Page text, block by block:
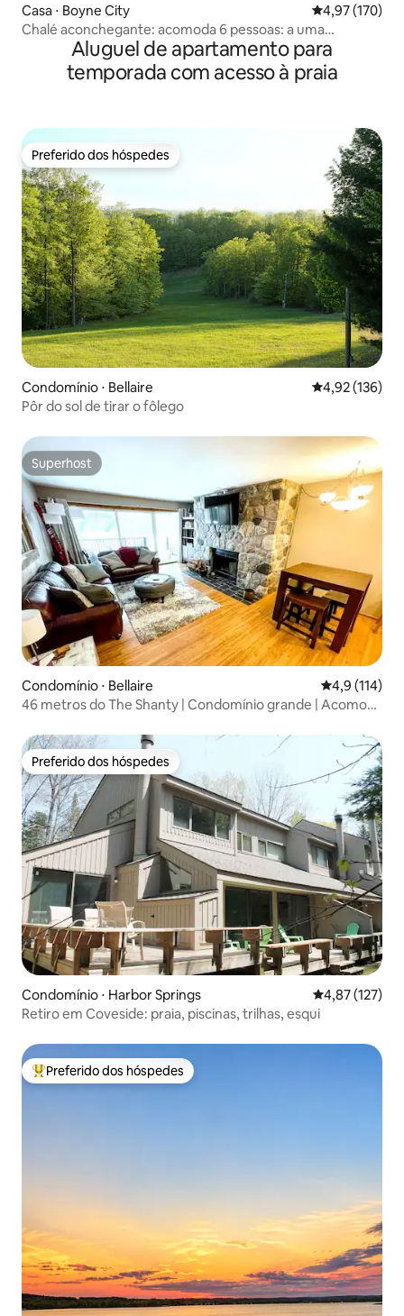
Casa ⋅ Boyne City 4,97 de uma
4,97 (170)
Chalé aconchegante: acomoda 6 pessoas: a uma
caminhada da cidade, pátio, ar-condicionado
Aluguel de apartamento para
temporada com acesso à praia
Preferido dos hóspedes
Preferido dos hóspedes
Condomínio ⋅ Bellaire 4,92 de uma
4,92 (136)
Pôr do sol de tirar o fôlego
Superhost
Superhost
Condomínio ⋅ Bellaire 4,9 de uma
4,9 (114)
46 metros do The Shanty | Condomínio grande | Acomoda
Preferido dos hóspedes
Preferido dos hóspedes
Condomínio ⋅ Harbor Springs 4,87 de uma
4,87 (127)
Retiro em Coveside: praia, piscinas, trilhas, esqui
Entre os melhores preferidos dos hóspedes
Preferido dos hóspedes